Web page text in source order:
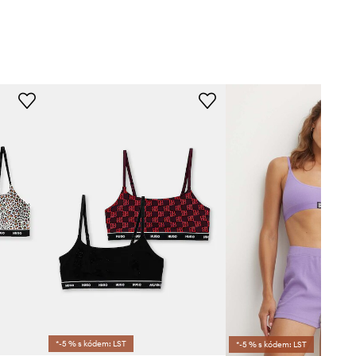
*-5 % s kódem: LST *-5 % s kódem: LST